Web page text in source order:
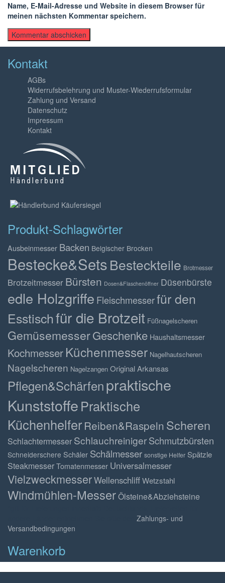
Name, E-Mail-Adresse und Website in diesem Browser für
meinen nächsten Kommentar speichern.
Kontakt
AGBs
Widerrufsbelehrung und Muster-Wiederrufsformular
Zahlung und Versand
Datenschutz
Impressum
Kontakt
Produkt-Schlagwörter
Ausbeinmesser Backen Belgischer Brocken
Bestecke&SetsBesteckteile Brotmesser
Brotzeitmesser Bürsten Dosen&Flaschenöffner Düsenbürste
edle Holzgriffe Fleischmesserfür den
Esstischfür die Brotzeit Füßnagelscheren
GemüsemesserGeschenke Haushaltsmesser
Kochmesser Küchenmesser Nagelhautscheren
Nagelscheren Nagelzangen Original Arkansas
Pflegen&Schärfenpraktische
KunststoffePraktische
Küchenhelfer Reiben&Raspeln Scheren
Schlachtermesser SchlauchreinigerSchmutzbürsten
Schneiderschere Schäler Schälmesser sonstige Helfer Spätzle
SteakmesserTomatenmesser Universalmesser
VielzweckmesserWellenschliffWetzstahl
Windmühlen-MesserÖlsteine&Abziehsteine
Zahlungs- und
Versandbedingungen
Warenkorb